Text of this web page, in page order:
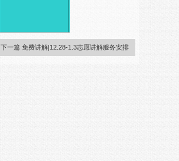
下一篇 免费讲解|12.28-1.3志愿讲解服务安排